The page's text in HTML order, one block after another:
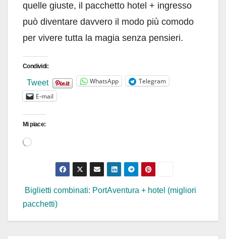
quelle giuste, il pacchetto hotel + ingresso
può diventare davvero il modo più comodo
per vivere tutta la magia senza pensieri.
Condividi:
Tweet WhatsApp
Telegram
E-mail
Mi piace:
Caricamento
Navigazione
articoli
Biglietti combinati: PortAventura + hotel (migliori
pacchetti)